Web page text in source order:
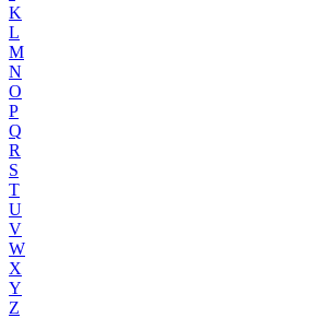
K
L
M
N
O
P
Q
R
S
T
U
V
W
X
Y
Z